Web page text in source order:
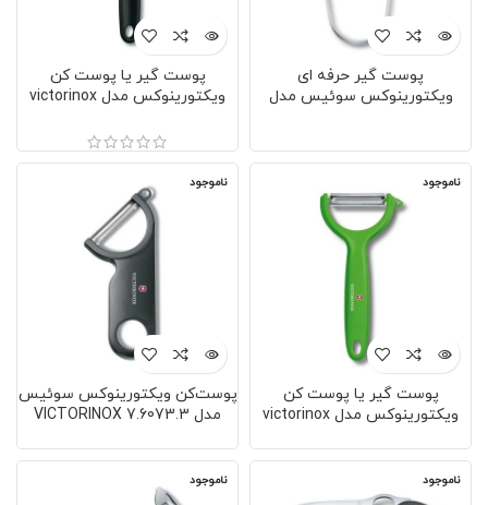
پوست گیر حرفه ای
ویکتورینوکس سوئیس مدل
پوست گیر یا پوست کن
ویکتورینوکس مدل victorinox
ناموجود
پوست گیر یا پوست کن
ویکتورینوکس مدل victorinox
ناموجود
پوست‌کن ویکتورینوکس سوئیس
مدل VICTORINOX 7.‎6073.3
ناموجود ناموجود